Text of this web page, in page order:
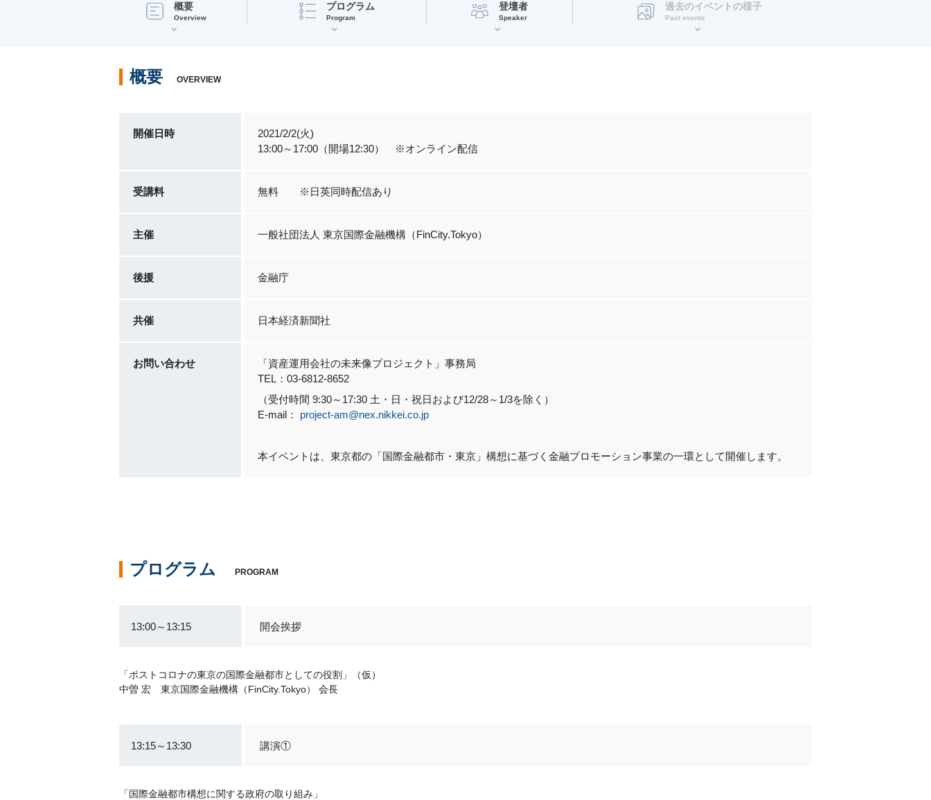
概要
Overview
プログラム
Program
登壇者
Speaker
過去のイベントの様子
Past events
概要 OVERVIEW
開催日時
2021/2/2(火)
13:00～17:00（開場12:30） ※オンライン配信
受講料 無料 ※日英同時配信あり
主催 一般社団法人 東京国際金融機構（FinCity.Tokyo）
後援 金融庁
共催 日本経済新聞社
お問い合わせ
「資産運用会社の未来像プロジェクト」事務局
TEL：03-6812-8652
（受付時間 9:30～17:30 土・日・祝日および12/28～1/3を除く）
E-mail：
project-am@nex.nikkei.co.jp
本イベントは、東京都の「国際金融都市・東京」構想に基づく金融プロモーション事業の一環として開催します。
プログラム PROGRAM
13:00～13:15 開会挨拶
「ポストコロナの東京の国際金融都市としての役割」（仮）
中曽 宏 東京国際金融機構（FinCity.Tokyo） 会長
13:15～13:30 講演①
「国際金融都市構想に関する政府の取り組み」